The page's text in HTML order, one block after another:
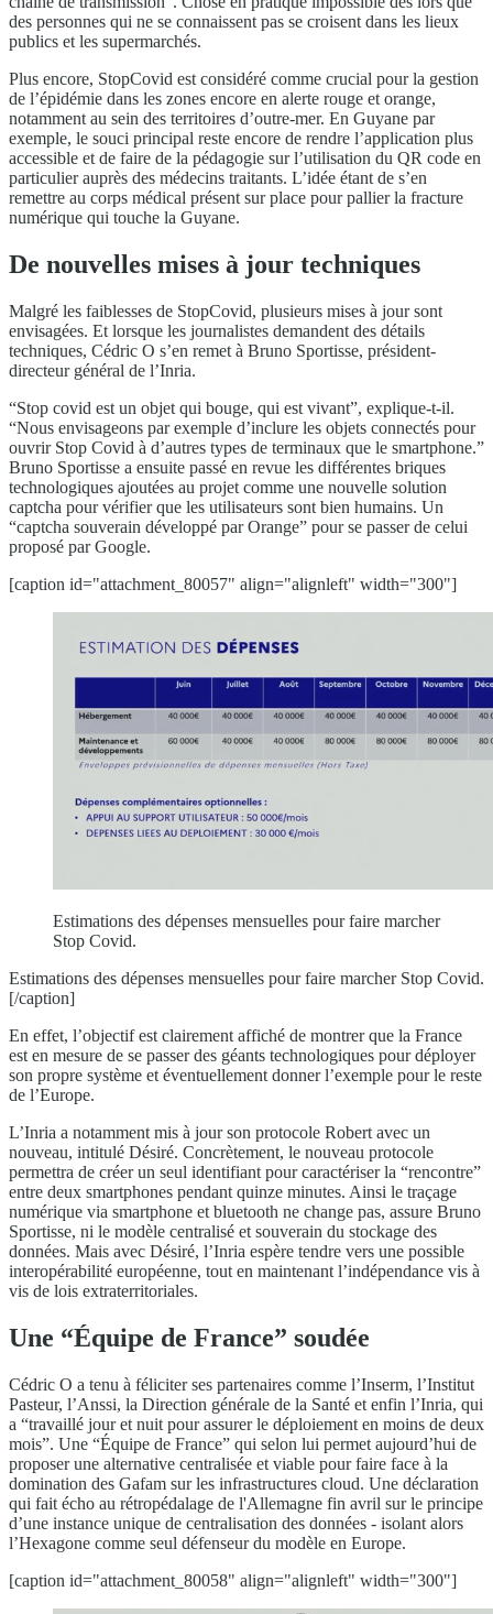
des personnes qui ne se connaissent pas se croisent dans les lieux
publics et les supermarchés.
Plus encore, StopCovid est considéré comme crucial pour la gestion
de l’épidémie dans les zones encore en alerte rouge et orange,
notamment au sein des territoires d’outre-mer. En Guyane par
exemple, le souci principal reste encore de rendre l’application plus
accessible et de faire de la pédagogie sur l’utilisation du QR code en
particulier auprès des médecins traitants. L’idée étant de s’en
remettre au corps médical présent sur place pour pallier la fracture
numérique qui touche la Guyane.
De nouvelles mises à jour techniques
Malgré les faiblesses de StopCovid, plusieurs mises à jour sont
envisagées. Et lorsque les journalistes demandent des détails
techniques, Cédric O s’en remet à Bruno Sportisse, président-
directeur général de l’Inria.
“Stop covid est un objet qui bouge, qui est vivant”, explique-t-il.
“Nous envisageons par exemple d’inclure les objets connectés pour
ouvrir Stop Covid à d’autres types de terminaux que le smartphone.”
Bruno Sportisse a ensuite passé en revue les différentes briques
technologiques ajoutées au projet comme une nouvelle solution
captcha pour vérifier que les utilisateurs sont bien humains. Un
“captcha souverain développé par Orange” pour se passer de celui
proposé par Google.
[caption id="attachment_80057" align="alignleft" width="300"]
Estimations des dépenses mensuelles pour faire marcher
Stop Covid.
Estimations des dépenses mensuelles pour faire marcher Stop Covid.
[/caption]
En effet, l’objectif est clairement affiché de montrer que la France
est en mesure de se passer des géants technologiques pour déployer
son propre système et éventuellement donner l’exemple pour le reste
de l’Europe.
L’Inria a notamment mis à jour son protocole Robert avec un
nouveau, intitulé Désiré. Concrètement, le nouveau protocole
permettra de créer un seul identifiant pour caractériser la “rencontre”
entre deux smartphones pendant quinze minutes. Ainsi le traçage
numérique via smartphone et bluetooth ne change pas, assure Bruno
Sportisse, ni le modèle centralisé et souverain du stockage des
données. Mais avec Désiré, l’Inria espère tendre vers une possible
interopérabilité européenne, tout en maintenant l’indépendance vis à
vis de lois extraterritoriales.
Une “Équipe de France” soudée
Cédric O a tenu à féliciter ses partenaires comme l’Inserm, l’Institut
Pasteur, l’Anssi, la Direction générale de la Santé et enfin l’Inria, qui
a “travaillé jour et nuit pour assurer le déploiement en moins de deux
mois”. Une “Équipe de France” qui selon lui permet aujourd’hui de
proposer une alternative centralisée et viable pour faire face à la
domination des Gafam sur les infrastructures cloud. Une déclaration
qui fait écho au rétropédalage de l'Allemagne fin avril sur le principe
d’une instance unique de centralisation des données - isolant alors
l’Hexagone comme seul défenseur du modèle en Europe.
[caption id="attachment_80058" align="alignleft" width="300"]